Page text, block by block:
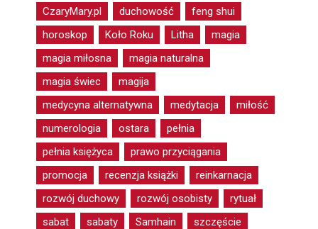
CzaryMary.pl
duchowość
feng shui
horoskop
Koło Roku Litha
magia
magia miłosna
magia naturalna
magia świec
magija
medycyna alternatywna
medytacja
miłość
numerologia
ostara
pełnia
pełnia księżyca
prawo przyciągania
promocja
recenzja książki
reinkarnacja
rozwój duchowy
rozwój osobisty
rytuał
sabat
sabaty Samhain
szczęście